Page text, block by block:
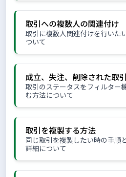
取引への複数人の関連付け
取引に複数人関連付けを行いた
ついて
成立、失注、削除された取
取引のステータスをフィルター
む方法について
取引を複製する方法
同じ取引を複製したい時の手順
詳細について